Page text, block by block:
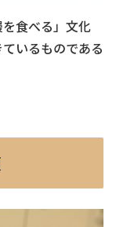
食べる」文化
いるものである